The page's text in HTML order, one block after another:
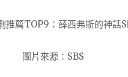
圖片來源：SBS